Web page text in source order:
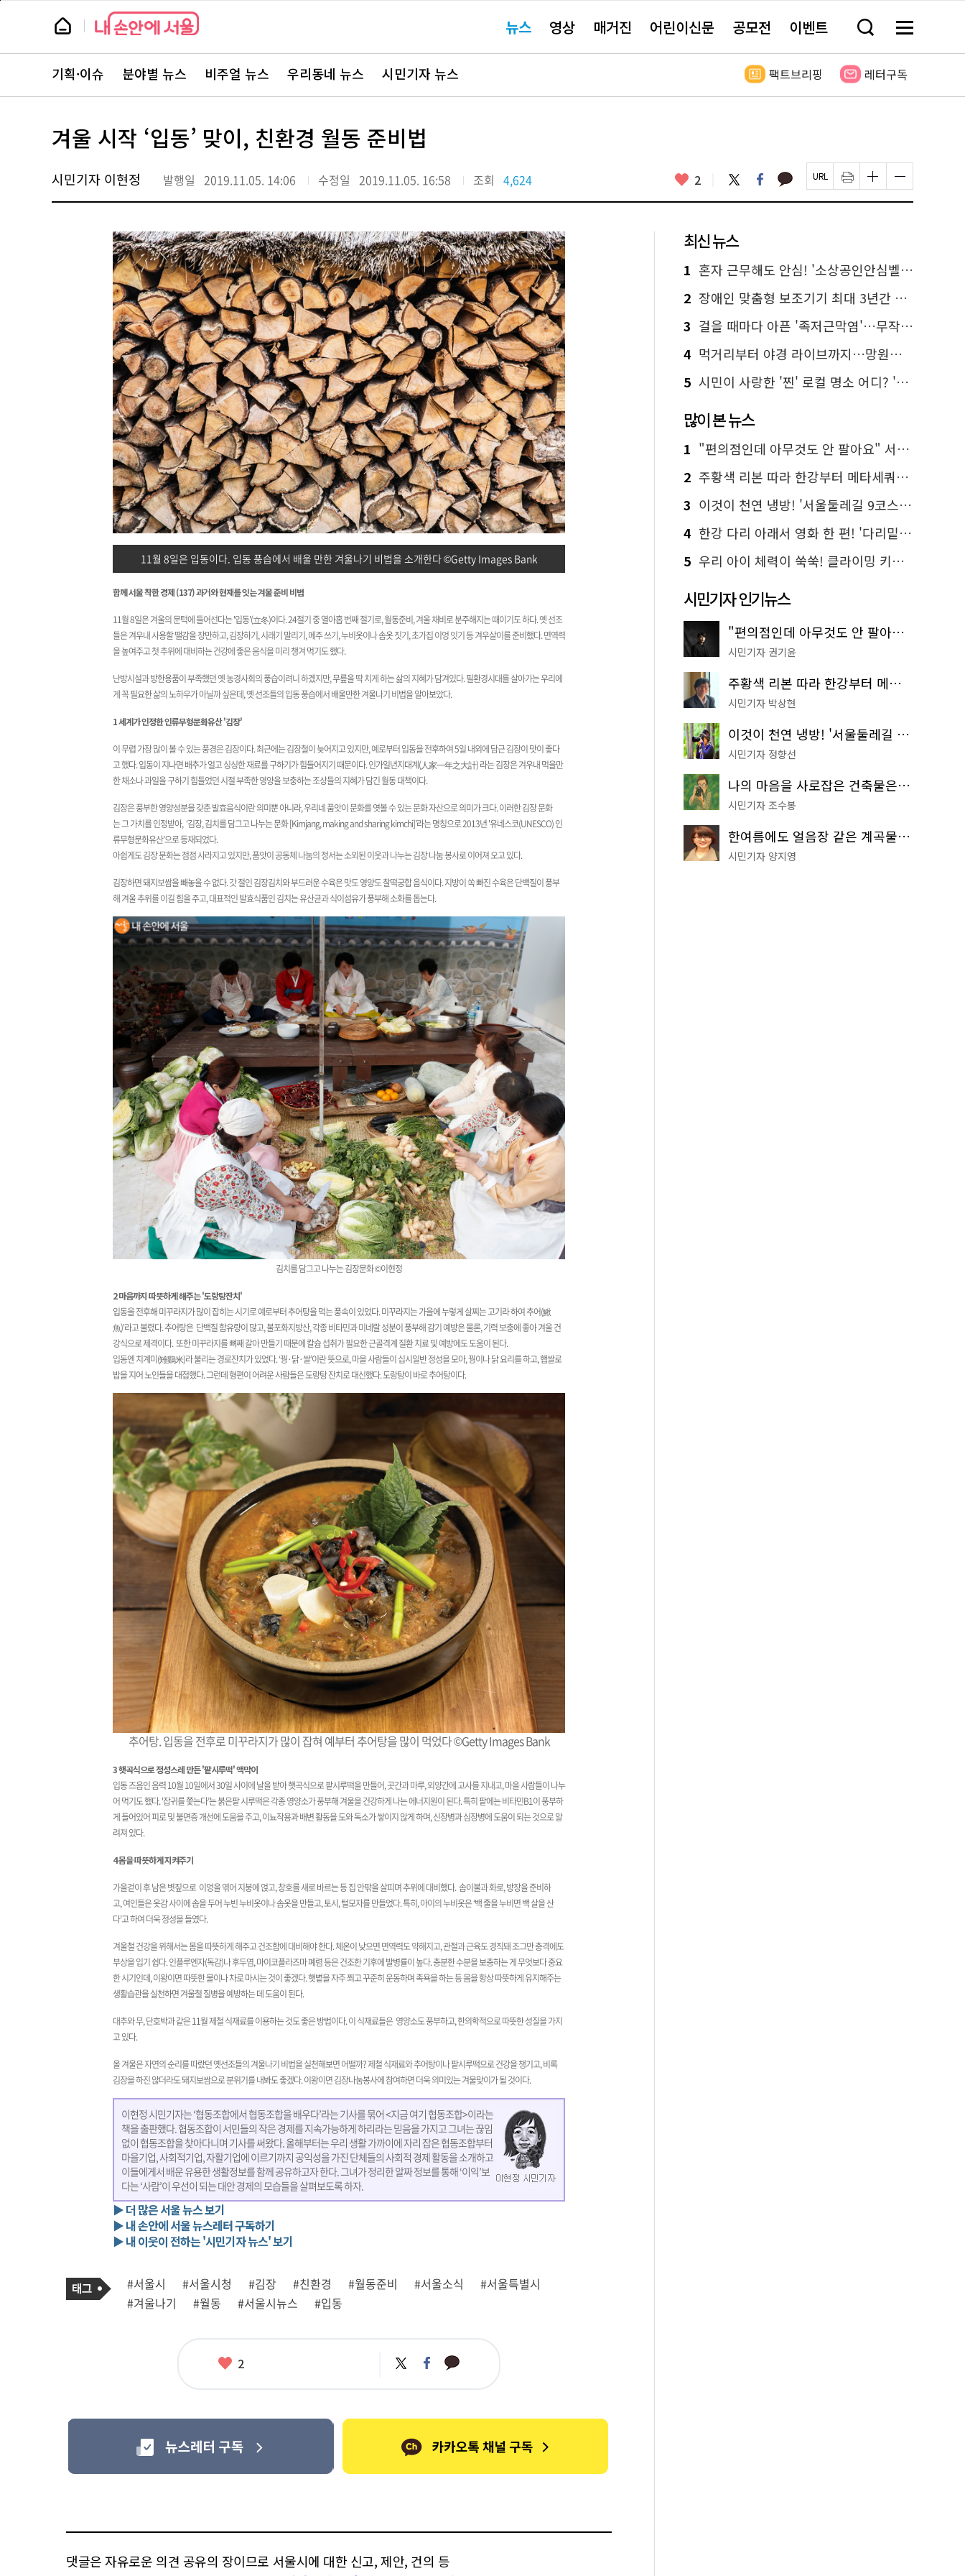
본
뉴
스 요뉴스 영상 매거진 어린이신문 공모전 이벤트 검
창
기
메
전
보
뉴
스
주
서
바
로
기획·이슈 분야별 뉴스 비주얼 뉴스 우리동네 뉴스 시민기자 뉴스 팩트브리핑 레터구독
겨울 시작 ‘입동’ 맞이, 친환경 월동 준비법
시민기자 이현정 발행일 2019.11.05. 14:06 수정일 2019.11.05. 16:58 조회 4,624 좋
요
2 트
위
터
페
이
스
카
카 페
이
지
인
쇄
하
글
자
크
하
기
글
자
크
하
기
11월 8일은 입동이다. 입동 풍습에서 배울 만한 겨울나기 비법을 소개한다 ©Getty Images Bank
함께 서울 착한 경제 (137) 과거와 현재를 잇는 겨울 준비 비법
11월 8일은 겨울의 문턱에 들어선다는 '입동'(立冬)이다. 24절기 중 열아홉 번째 절기로, 월동준비, 겨울 채비로 분주해지는 때이기도 하다. 옛 선조
들은 겨우내 사용할 땔감을 장만하고, 김장하기, 시래기 말리기, 메주 쓰기, 누비옷이나 솜옷 짓기, 초가집 이엉 잇기 등 겨우살이를 준비했다. 면역력
을 높여주고 첫 추위에 대비하는 건강에 좋은 음식을 미리 챙겨 먹기도 했다.
난방시설과 방한용품이 부족했던 옛 농경사회의 풍습이려니 하겠지만, 무릎을 딱 치게 하는 삶의 지혜가 담겨있다. 필환경시대를 살아가는 우리에
게 꼭 필요한 삶의 노하우가 아닐까 싶은데, 옛 선조들의 입동 풍습에서 배울만한 겨울나기 비법을 알아보았다.
1 세계가 인정한 인류무형문화유산 '김장'
이 무렵 가장 많이 볼 수 있는 풍경은 김장이다. 최근에는 김장철이 늦어지고 있지만, 예로부터 입동을 전후하여 5일 내외에 담근 김장이 맛이 좋다
고 했다. 입동이 지나면 배추가 얼고 싱싱한 재료를 구하기가 힘들어지기 때문이다. 인가일년지대계(人家一年之大計) 라는 김장은 겨우내 먹을만
한 채소나 과일을 구하기 힘들었던 시절 부족한 영양을 보충하는 조상들의 지혜가 담긴 월동 대책이다.
김장은 풍부한 영양성분을 갖춘 발효음식이란 의미뿐 아니라, 우리네 품앗이 문화를 엿볼 수 있는 문화 자산으로 의미가 크다. 이러한 김장 문화
는 그 가치를 인정받아, ‘김장, 김치를 담그고 나누는 문화 [Kimjang, making and sharing kimchi]’라는 명칭으로 2013년 '유네스코(UNESCO) 인
류무형문화유산’으로 등재되었다.
아쉽게도 김장 문화는 점점 사라지고 있지만, 품앗이 공동체 나눔의 정서는 소외된 이웃과 나누는 김장 나눔 봉사로 이어져 오고 있다.
김장하면 돼지보쌈을 빼놓을 수 없다. 갓 절인 김장김치와 부드러운 수육은 맛도 영양도 찰떡궁합 음식이다. 지방이 쏙 빠진 수육은 단백질이 풍부
해 겨울 추위를 이길 힘을 주고, 대표적인 발효식품인 김치는 유산균과 식이섬유가 풍부해 소화를 돕는다. ​
김치를 담그고 나누는 김장문화 ©이현정
2 마음까지 따뜻하게 해주는 '도랑탕잔치'
입동을 전후해 미꾸라지가 많이 잡히는 시기로 예로부터 추어탕을 먹는 풍속이 있었다. 미꾸라지는 가을에 누렇게 살찌는 고기라 하여 추어(鰍
魚)'라고 불렸다. 추어탕은 단백질 함유량이 많고, 불포화지방산, 각종 비타민과 미네랄 성분이 풍부해 감기 예방은 물론, 기력 보충에 좋아 겨울 건
강식으로 제격이다. ​또한 미꾸라지를 뼈째 갈아 만들기 때문에 칼슘 섭취가 필요한 근골격계 질환 치료 및 예방에도 도움이 된다.​
입동엔 치계미(雉鷄米)라 불리는 경로잔치가 있었다. ‘꿩·닭·쌀’이란 뜻으로, 마을 사람들이 십시일반 정성을 모아, 꿩이나 닭 요리를 하고, 햅쌀로
밥을 지어 노인들을 대접했다. 그런데 형편이 어려운 사람들은 도랑탕 잔치로 대신했다. 도랑탕이 바로 추어탕이다.
추어탕. 입동을 전후로 미꾸라지가 많이 잡혀 예부터 추어탕을 많이 먹었다 ©Getty Images Bank
3 햇곡식으로 정성스레 만든 '팥시루떡' 액막이
입동 즈음인 음력 10월 10일에서 30일 사이에 날을 받아 햇곡식으로 팥시루떡을 만들어, 곳간과 마루, 외양간에 고사를 지내고, 마을 사람들이 나누
어 먹기도 했다. '잡귀를 쫓는다’는 붉은팥 시루떡은 각종 영양소가 풍부해 겨울을 건강하게 나는 에너지원이 된다. 특히 팥에는 비타민B1이 풍부하
게 들어있어 피로 및 불면증 개선에 도움을 주고, 이뇨작용과 배변 활동을 도와 독소가 쌓이지 않게 하며, 신장병과 심장병에 도움이 되는 것으로 알
려져 있다.
4 몸을 따뜻하게 지켜주기
가을걷이 후 남은 볏짚으로 이엉을 엮어 지붕에 얹고, 창호를 새로 바르는 등 집 안팎을 살피며 추위에 대비했다. 솜이불과 화로, 방장을 준비하
고, 여인들은 옷감 사이에 솜을 두어 누빈 누비옷이나 솜옷을 만들고, 토시, 털모자를 만들었다. 특히, 아이의 누비옷은 ‘백 줄을 누비면 백 살을 산
다’고 하여 더욱 정성을 들였다.
겨울철 건강을 위해서는 몸을 따뜻하게 해주고 건조함에 대비해야 한다. 체온이 낮으면 면역력도 약해지고, 관절과 근육도 경직돼 조그만 충격에도
부상을 입기 쉽다. 인플루엔자(독감)나 후두염, 마이코플라즈마 폐렴 등은 건조한 기후에 발병률이 높다. 충분한 수분을 보충하는 게 무엇보다 중요
한 시기인데, 이왕이면 따뜻한 물이나 차로 마시는 것이 좋겠다. 햇볕을 자주 쬐고 꾸준히 운동하며 족욕을 하는 등 몸을 항상 따뜻하게 유지해주는
생활습관을 실천하면 겨울철 질병을 예방하는 데 도움이 된다.
대추와 무, 단호박과 같은 11월 제철 식재료를 이용하는 것도 좋은 방법이다. 이 식재료들은 영양소도 풍부하고, 한의학적으로 따뜻한 성질을 가지
고 있다.
올 겨울은 자연의 순리를 따랐던 옛선조들의 겨울나기 비법을 실천해보면 어떨까? 제철 식재료와 추어탕이나 팥시루떡으로 건강을 챙기고, 비록
김장을 하진 않더라도 돼지보쌈으로 분위기를 내봐도 좋겠다. 이왕이면 김장나눔봉사에 참여하면 더욱 의미있는 겨울맞이가 될 것이다.
이현정 시민기자는 ‘협동조합에서 협동조합을 배우다’라는 기사를 묶어 <지금 여기 협동조합>이라는
책을 출판했다. 협동조합이 서민들의 작은 경제를 지속가능하게 하리라는 믿음을 가지고 그녀는 끊임
없이 협동조합을 찾아다니며 기사를 써왔다. 올해부터는 우리 생활 가까이에 자리 잡은 협동조합부터
마을기업, 사회적기업, 자활기업에 이르기까지 공익성을 가진 단체들의 사회적 경제 활동을 소개하고
이들에게서 배운 유용한 생활정보를 함께 공유하고자 한다. 그녀가 정리한 알짜 정보를 통해 ‘이익’보
다는 ‘사람’이 우선이 되는 대안 경제의 모습들을 살펴보도록 하자.
▶ 더 많은 서울 뉴스 보기
▶ 내 손안에 서울 뉴스레터 구독하기
▶ 내 이웃이 전하는 '시민기자 뉴스' 보기
사
관
련
태
그
#서울시 #서울시청 #김장 #친환경 #월동준비 #서울소식
#서울특별시
#겨울나기
#월동 #서울시뉴스 #입동
좋
2 트
위
페
이
카
카
댓글은 자유로운 의견 공유의 장이므로 서울시에 대한 신고, 제안, 건의 등
최신 뉴스
1 혼자 근무해도 안심! '소상공인안심벨' 신청하세요
2 장애인 맞춤형 보조기기 최대 3년간 무상 대여…삶의 질 높인다
3 걸을 때마다 아픈 '족저근막염'…무작정 참지 말고 '이것' 해보세요!
4 먹거리부터 야경 라이브까지…망원한강공원 알짜 코스
5 시민이 사랑한 '찐' 로컬 명소 어디? '서울에디션25' 추천 코스
많이 본 뉴스
1 "편의점인데 아무것도 안 팔아요" 서울에서 가장 특별한 편의점의 정체
2 주황색 리본 따라 한강부터 메타세쿼이아 숲길까지…서울둘레길 15코스
3 이것이 천연 냉방! '서울둘레길 9코스'로 숲속 피서 떠나볼까
4 한강 다리 아래서 영화 한 편! '다리밑 영화관' 무료 상영
5 우리 아이 체력이 쑥쑥! 클라이밍 키즈카페·어린이 체력장
시민기자 인기뉴스
"편의점인데 아무것도 안 팔아요" 서울에서 가장 특별한 편의점의 정체
시민기자 권기윤
주황색 리본 따라 한강부터 메타세쿼이아 숲길까지…서울둘레길 15코스
시민기자 박상현
이것이 천연 냉방! '서울둘레길 9코스'로 숲속 피서 떠나볼까
시민기자 정향선
나의 마음을 사로잡은 건축물은? '서울시 건축상' 수상작 공개!
시민기자 조수봉
한여름에도 얼음장 같은 계곡물! 서울 '진관사 계곡'이 천국이네~
시민기자 양지영
페